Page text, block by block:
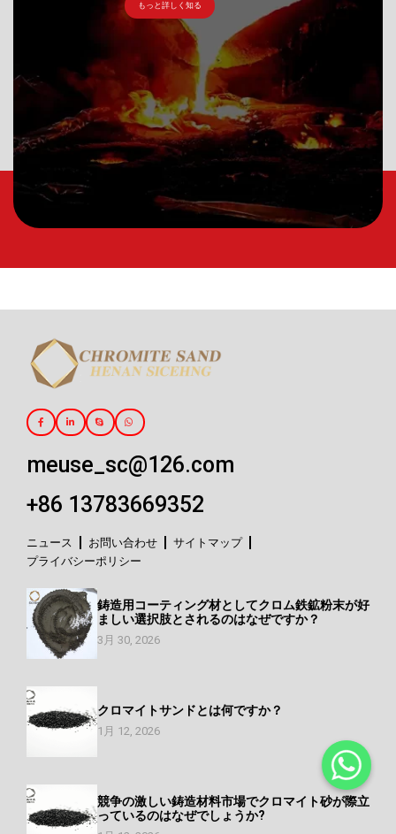
もっと詳しく知る
meuse_sc@126.com
+86 13783669352
ニュース お問い合わせ
サイトマップ
プライバシーポリシー
鋳造用コーティング材としてクロム鉄鉱粉末が好
ましい選択肢とされるのはなぜですか？
3月 30, 2026
クロマイトサンドとは何ですか？
1月 12, 2026
競争の激しい鋳造材料市場でクロマイト砂が際立
っているのはなぜでしょうか?